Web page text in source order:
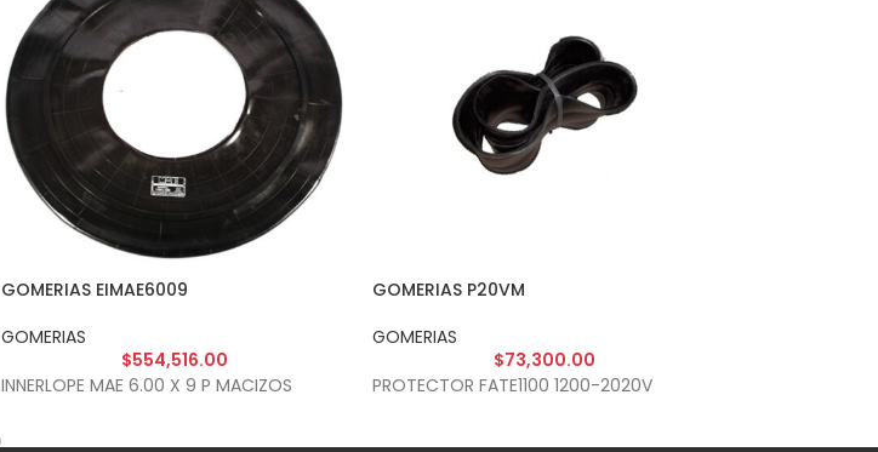
GOMERIAS EIMAE6009
GOMERIAS
$554,516.00
INNERLOPE MAE 6.00 X 9 P MACIZOS
GOMERIAS P20VM
GOMERIAS
$73,300.00
PROTECTOR FATE1100 1200-2020V